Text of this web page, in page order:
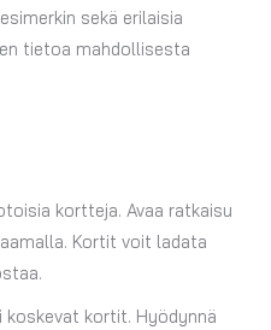
sekä erilaisia
tietoa mahdollisesta
kortteja. Avaa ratkaisu
Kortit voit ladata
kortit. Hyödynnä